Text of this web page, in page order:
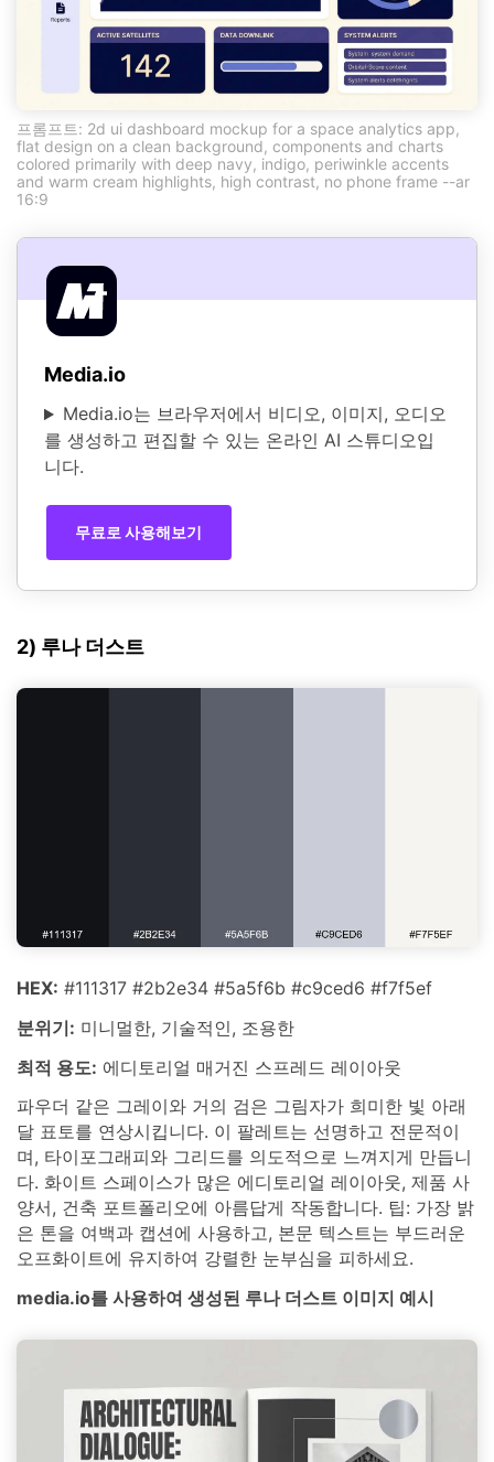
프롬프트: 2d ui dashboard mockup for a space analytics app,
flat design on a clean background, components and charts
colored primarily with deep navy, indigo, periwinkle accents
and warm cream highlights, high contrast, no phone frame --ar
16:9
Media.io
Media.io는 브라우저에서 비디오, 이미지, 오디오
를 생성하고 편집할 수 있는 온라인 AI 스튜디오입
니다.
무료로 사용해보기
2) 루나 더스트
HEX: #111317 #2b2e34 #5a5f6b #c9ced6 #f7f5ef
분위기: 미니멀한, 기술적인, 조용한
최적 용도: 에디토리얼 매거진 스프레드 레이아웃
파우더 같은 그레이와 거의 검은 그림자가 희미한 빛 아래
달 표토를 연상시킵니다. 이 팔레트는 선명하고 전문적이
며, 타이포그래피와 그리드를 의도적으로 느껴지게 만듭니
다. 화이트 스페이스가 많은 에디토리얼 레이아웃, 제품 사
양서, 건축 포트폴리오에 아름답게 작동합니다. 팁: 가장 밝
은 톤을 여백과 캡션에 사용하고, 본문 텍스트는 부드러운
오프화이트에 유지하여 강렬한 눈부심을 피하세요.
media.io를 사용하여 생성된 루나 더스트 이미지 예시